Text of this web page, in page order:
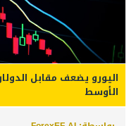
اليورو يضعف مقابل
الأوسط